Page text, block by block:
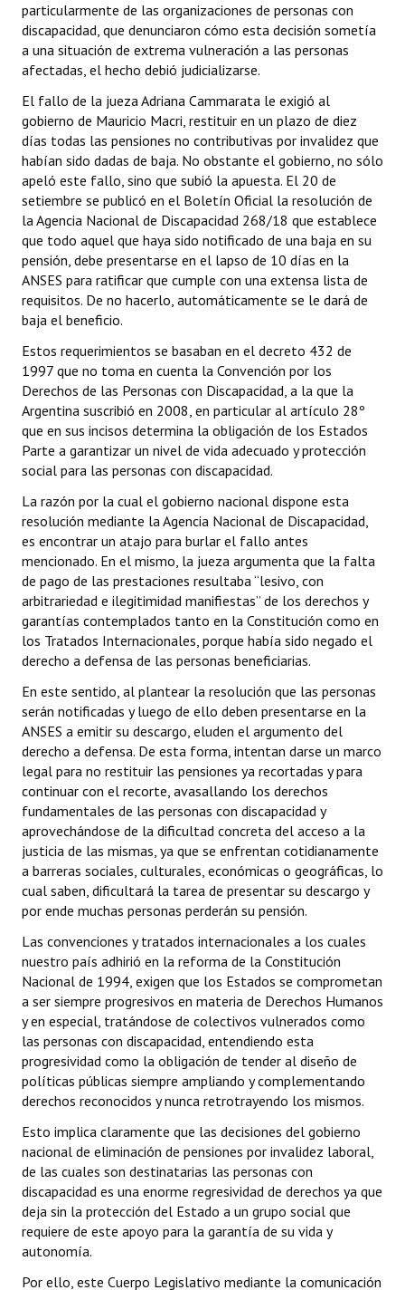
Ciudadano Ilustre - Registro
Banca del Vecino - Registro
Antiguos Pobladores - Registro
Reconocimientos - Registro
Bariloche, Municipio intercultural
Entrega de distinciones
REFORMA DE LA CARTA ORGÁNICA
particularmente de las organizaciones de personas con
discapacidad, que denunciaron cómo esta decisión sometía
a una situación de extrema vulneración a las personas
afectadas, el hecho debió judicializarse.
El fallo de la jueza Adriana Cammarata le exigió al
gobierno de Mauricio Macri, restituir en un plazo de diez
días todas las pensiones no contributivas por invalidez que
habían sido dadas de baja. No obstante el gobierno, no sólo
apeló este fallo, sino que subió la apuesta. El 20 de
setiembre se publicó en el Boletín Oficial la resolución de
la Agencia Nacional de Discapacidad 268/18 que establece
que todo aquel que haya sido notificado de una baja en su
pensión, debe presentarse en el lapso de 10 días en la
ANSES para ratificar que cumple con una extensa lista de
requisitos. De no hacerlo, automáticamente se le dará de
baja el beneficio.
Estos requerimientos se basaban en el decreto 432 de
1997 que no toma en cuenta la Convención por los
Derechos de las Personas con Discapacidad, a la que la
Argentina suscribió en 2008, en particular al artículo 28º
que en sus incisos determina la obligación de los Estados
Parte a garantizar un nivel de vida adecuado y protección
social para las personas con discapacidad.
La razón por la cual el gobierno nacional dispone esta
resolución mediante la Agencia Nacional de Discapacidad,
es encontrar un atajo para burlar el fallo antes
mencionado. En el mismo, la jueza argumenta que la falta
de pago de las prestaciones resultaba “lesivo, con
arbitrariedad e ilegitimidad manifiestas” de los derechos y
garantías contemplados tanto en la Constitución como en
los Tratados Internacionales, porque había sido negado el
derecho a defensa de las personas beneficiarias.
En este sentido, al plantear la resolución que las personas
serán notificadas y luego de ello deben presentarse en la
ANSES a emitir su descargo, eluden el argumento del
derecho a defensa. De esta forma, intentan darse un marco
legal para no restituir las pensiones ya recortadas y para
continuar con el recorte, avasallando los derechos
fundamentales de las personas con discapacidad y
aprovechándose de la dificultad concreta del acceso a la
justicia de las mismas, ya que se enfrentan cotidianamente
a barreras sociales, culturales, económicas o geográficas, lo
cual saben, dificultará la tarea de presentar su descargo y
por ende muchas personas perderán su pensión.
Las convenciones y tratados internacionales a los cuales
nuestro país adhirió en la reforma de la Constitución
Nacional de 1994, exigen que los Estados se comprometan
a ser siempre progresivos en materia de Derechos Humanos
y en especial, tratándose de colectivos vulnerados como
las personas con discapacidad, entendiendo esta
progresividad como la obligación de tender al diseño de
políticas públicas siempre ampliando y complementando
derechos reconocidos y nunca retrotrayendo los mismos.
Esto implica claramente que las decisiones del gobierno
nacional de eliminación de pensiones por invalidez laboral,
de las cuales son destinatarias las personas con
discapacidad es una enorme regresividad de derechos ya que
deja sin la protección del Estado a un grupo social que
requiere de este apoyo para la garantía de su vida y
autonomía.
Por ello, este Cuerpo Legislativo mediante la comunicación